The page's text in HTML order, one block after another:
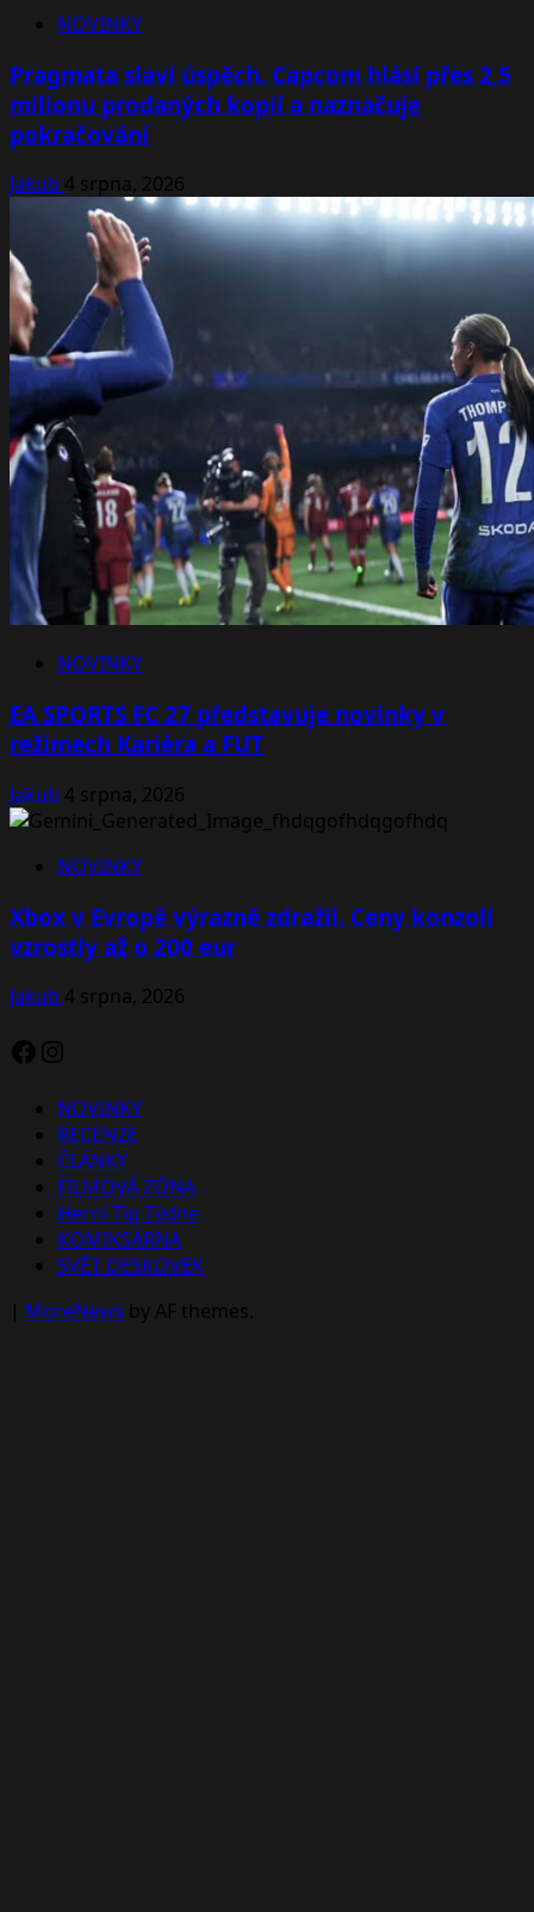
NOVINKY
Pragmata slaví úspěch. Capcom hlásí přes 2,5
milionu prodaných kopií a naznačuje
pokračování
Jakub 4 srpna, 2026
NOVINKY
EA SPORTS FC 27 představuje novinky v
režimech Kariéra a FUT
Jakub 4 srpna, 2026
NOVINKY
Xbox v Evropě výrazně zdražil. Ceny konzolí
vzrostly až o 200 eur
Jakub 4 srpna, 2026
Facebook
Instagram
NOVINKY
RECENZE
ČLÁNKY
FILMOVÁ ZÓNA
Herní Tip Týdne
KOMIKSÁRNA
SVĚT DESKOVEK
| MoreNews by AF themes.